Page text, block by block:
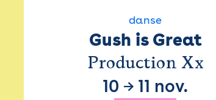
danse
Gush is Great
Production Xx
10 → 11 nov.